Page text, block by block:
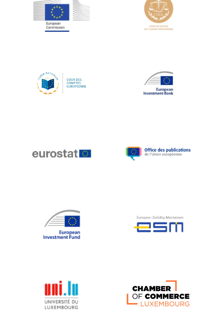
Jean-Louis Schiltz
Jean-Victor Louis
Johnny Åkerholm
Katharien L.C. Hunt
Klaus-Heiner Lehne
Koen LENAERTS
Lars Heikensten
Lucas Papademos
Máire Geoghegan-Quinn